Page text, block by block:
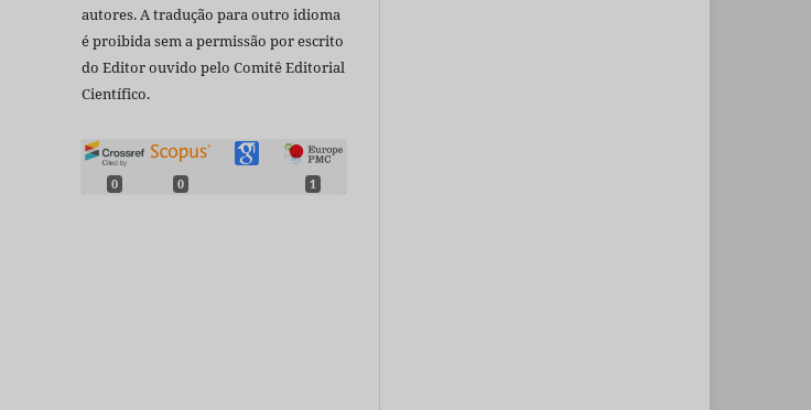
autores. A tradução para outro idioma
é proibida sem a permissão por escrito
do Editor ouvido pelo Comitê Editorial
Científico.
0 0 1